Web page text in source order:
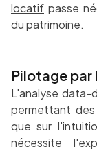
locatif passe
du patrimoine.
Pilotage par
L'analyse data-
permettant
que sur
nécessite